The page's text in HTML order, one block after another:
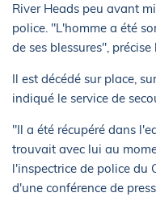
River Heads peu avant
police. "L'homme a été
de ses blessures",
Il est décédé sur place,
indiqué le service de
"Il a été récupéré dans
trouvait avec lui au
l'inspectrice de police du
d'une conférence de